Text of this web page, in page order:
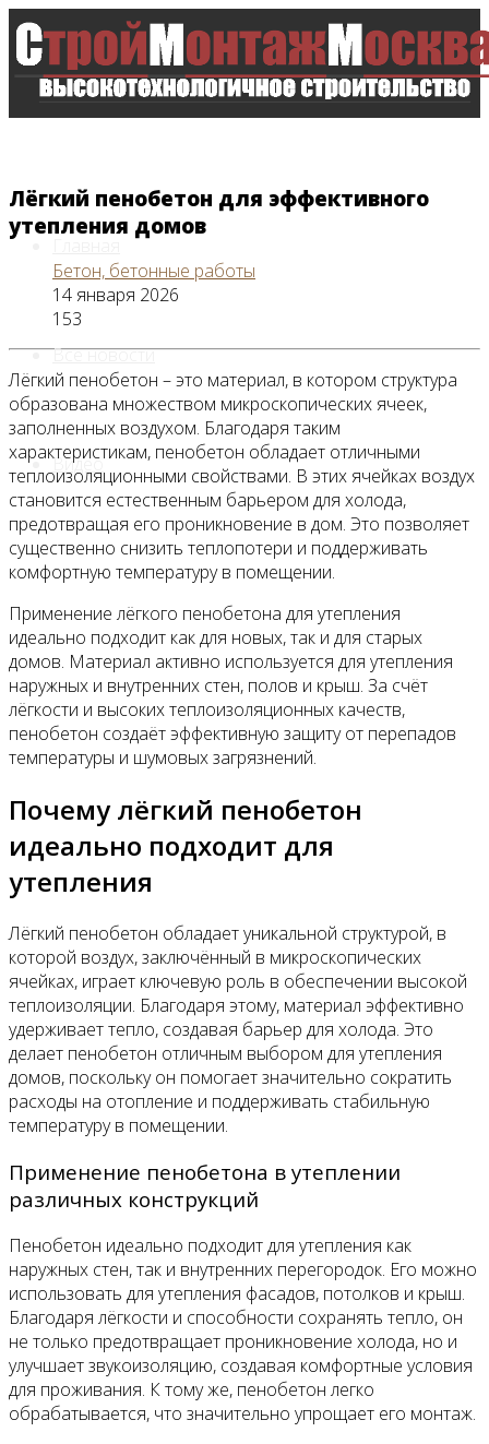
Все новости
Видео
Лёгкий пенобетон для эффективного
утепления домов
Бетон, бетонные работы
14 января 2026
153
Лёгкий пенобетон – это материал, в котором структура
образована множеством микроскопических ячеек,
заполненных воздухом. Благодаря таким
характеристикам, пенобетон обладает отличными
теплоизоляционными свойствами. В этих ячейках воздух
становится естественным барьером для холода,
предотвращая его проникновение в дом. Это позволяет
существенно снизить теплопотери и поддерживать
комфортную температуру в помещении.
Применение лёгкого пенобетона для утепления
идеально подходит как для новых, так и для старых
домов. Материал активно используется для утепления
наружных и внутренних стен, полов и крыш. За счёт
лёгкости и высоких теплоизоляционных качеств,
пенобетон создаёт эффективную защиту от перепадов
температуры и шумовых загрязнений.
Почему лёгкий пенобетон
идеально подходит для
утепления
Лёгкий пенобетон обладает уникальной структурой, в
которой воздух, заключённый в микроскопических
ячейках, играет ключевую роль в обеспечении высокой
теплоизоляции. Благодаря этому, материал эффективно
удерживает тепло, создавая барьер для холода. Это
делает пенобетон отличным выбором для утепления
домов, поскольку он помогает значительно сократить
расходы на отопление и поддерживать стабильную
температуру в помещении.
Применение пенобетона в утеплении
различных конструкций
Пенобетон идеально подходит для утепления как
наружных стен, так и внутренних перегородок. Его можно
использовать для утепления фасадов, потолков и крыш.
Благодаря лёгкости и способности сохранять тепло, он
не только предотвращает проникновение холода, но и
улучшает звукоизоляцию, создавая комфортные условия
для проживания. К тому же, пенобетон легко
обрабатывается, что значительно упрощает его монтаж.